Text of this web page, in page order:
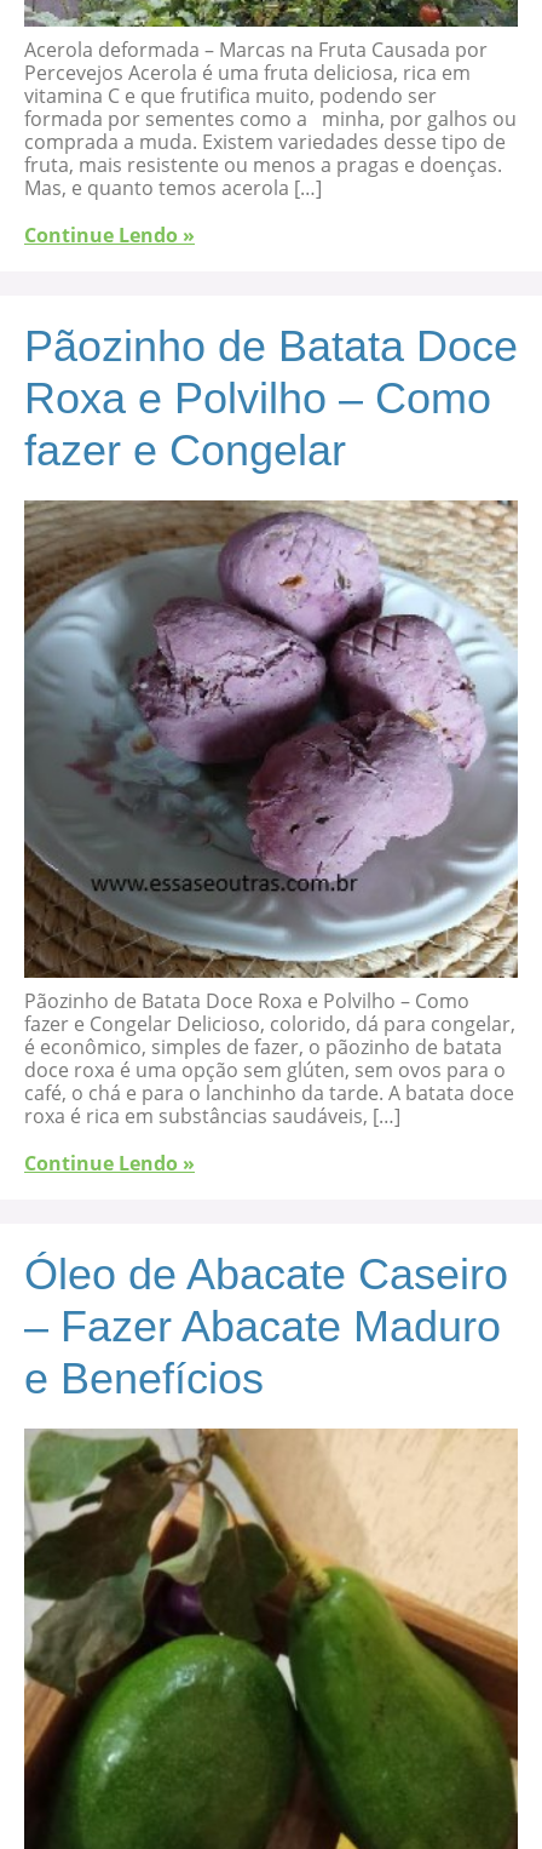
Acerola deformada – Marcas na Fruta Causada por
Percevejos Acerola é uma fruta deliciosa, rica em
vitamina C e que frutifica muito, podendo ser
formada por sementes como a minha, por galhos ou
comprada a muda. Existem variedades desse tipo de
fruta, mais resistente ou menos a pragas e doenças.
Mas, e quanto temos acerola […]
Continue Lendo »
Pãozinho de Batata Doce
Roxa e Polvilho – Como
fazer e Congelar
Pãozinho de Batata Doce Roxa e Polvilho – Como
fazer e Congelar Delicioso, colorido, dá para congelar,
é econômico, simples de fazer, o pãozinho de batata
doce roxa é uma opção sem glúten, sem ovos para o
café, o chá e para o lanchinho da tarde. A batata doce
roxa é rica em substâncias saudáveis, […]
Continue Lendo »
Óleo de Abacate Caseiro
– Fazer Abacate Maduro
e Benefícios